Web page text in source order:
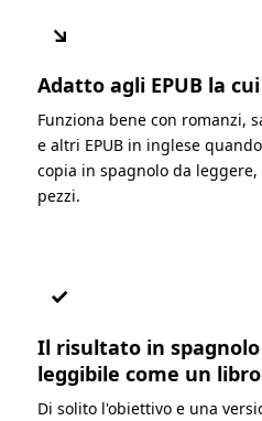
↘
Adatto agli EPUB la
Funziona bene con romanzi,
e altri EPUB in inglese
copia in spagnolo da
pezzi.
✓
Il risultato in
leggibile come un libro
Di solito l'obiettivo e una